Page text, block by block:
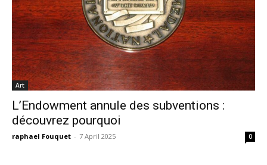
Art
L’Endowment annule des subventions :
découvrez pourquoi
raphael Fouquet - 7 April 2025 0